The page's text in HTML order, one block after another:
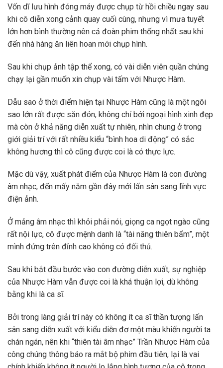
Vốn dĩ lưu hình đóng máy được chụp từ hồi chiều ngay sau
khi cô diễn xong cảnh quay cuối cùng, nhưng vì mưa tuyết
lớn hơn bình thường nên cả đoàn phim thống nhất sau khi
đến nhà hàng ăn liên hoan mới chụp hình.
Sau khi chụp ảnh tập thể xong, có vài diễn viên quần chúng
chạy lại gần muốn xin chụp vài tấm với Nhược Hàm.
Dẫu sao ở thời điểm hiện tại Nhược Hàm cũng là một ngôi
sao lớn rất được săn đón, không chỉ bởi ngoại hình xinh đẹp
mà còn ở khả năng diễn xuất tự nhiên, nhìn chung ở trong
giới giải trí với rất nhiều kiểu “bình hoa di động” có sắc
không hương thì cô cũng được coi là có thực lực.
Mặc dù vậy, xuất phát điểm của Nhược Hàm là con đường
âm nhạc, đến mấy năm gần đây mới lấn sân sang lĩnh vực
điện ảnh.
Ở mảng âm nhạc thì khỏi phải nói, giọng ca ngọt ngào cũng
rất nội lực, cô được mệnh danh là “tài năng thiên bẩm”, một
mình đứng trên đỉnh cao không có đối thủ.
Sau khi bắt đầu bước vào con đường diễn xuất, sự nghiệp
của Nhược Hàm vẫn được coi là khá thuận lợi, dù không
bằng khi là ca sĩ.
Bởi trong làng giải trí này có không ít ca sĩ thần tượng lấn
sân sang diễn xuất với kiểu diễn đơ một màu khiến người ta
chán ngán, nên khi “thiên tài âm nhạc” Trần Nhược Hàm của
công chúng thông báo ra mắt bộ phim đầu tiên, lại là vai